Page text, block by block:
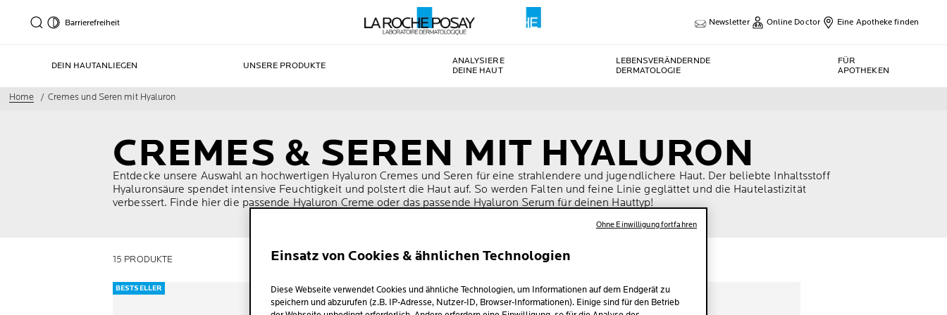
Barrierefreiheit Newsletter Online Doctor Eine Apotheke finden
DEIN HAUTANLIEGEN UNSERE PRODUKTE
ANALYSIERE
DEINE HAUT
LEBENSVERÄNDERNDE
DERMATOLOGIE
FÜR
APOTHEKEN
Home Cremes und Seren mit Hyaluron
CREMES & SEREN MIT HYALURON
Entdecke unsere Auswahl an hochwertigen Hyaluron Cremes und Seren für eine strahlendere und jugendlichere Haut. Der beliebte Inhaltsstoff
Hyaluronsäure spendet intensive Feuchtigkeit und polstert die Haut auf. So werden Falten und feine Linie geglättet und die Hautelastizität
verbessert. Finde hier die passende Hyaluron Creme oder das passende Hyaluron Serum für deinen Hauttyp!
15 PRODUKTE
BESTSELLER
Einsatz von Cookies & ähnlichen Technologien
Diese Webseite verwendet Cookies und ähnliche Technologien, um Informationen auf dem Endgerät zu
speichern und abzurufen (z.B. IP-Adresse, Nutzer-ID, Browser-Informationen). Einige sind für den Betrieb
Ohne Einwilligung fortfahren